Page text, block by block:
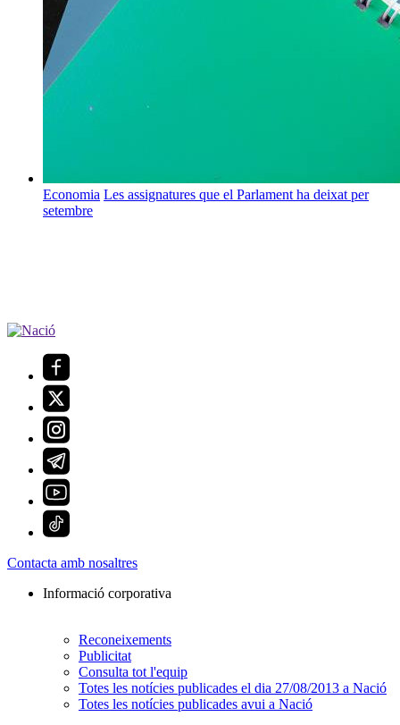
Economia Les assignatures que el Parlament ha deixat per
setembre
Contacta amb nosaltres
Informació corporativa
Reconeixements
Publicitat
Consulta tot l'equip
Totes les notícies publicades el dia 27/08/2013 a Nació
Totes les notícies publicades avui a Nació